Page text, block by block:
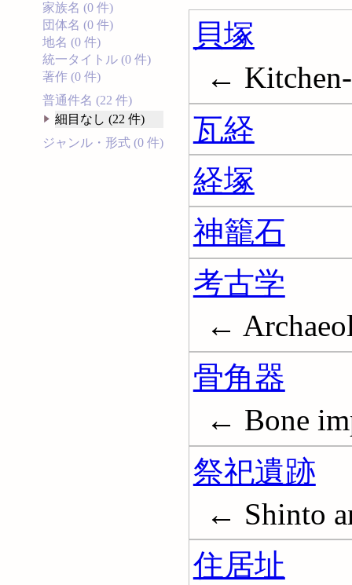
家族名 (0 件)
団体名 (0 件)
地名 (0 件)
統一タイトル (0 件)
著作 (0 件)
普通件名 (22 件)
細目なし (22 件)
ジャンル・形式 (0 件)
貝塚
←
瓦経
経塚
神籠石
考古学
←
骨角器
← Bone
祭祀遺跡
← Shinto
住居址